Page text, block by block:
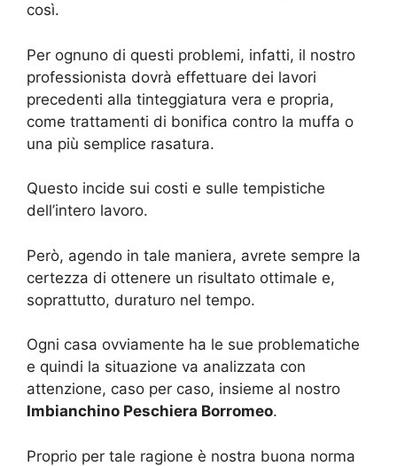
così.
Per ognuno di questi problemi, infatti, il nostro
professionista dovrà effettuare dei lavori
precedenti alla tinteggiatura vera e propria,
come trattamenti di bonifica contro la muffa o
una più semplice rasatura.
Questo incide sui costi e sulle tempistiche
dell’intero lavoro.
Però, agendo in tale maniera, avrete sempre la
certezza di ottenere un risultato ottimale e,
soprattutto, duraturo nel tempo.
Ogni casa ovviamente ha le sue problematiche
e quindi la situazione va analizzata con
attenzione, caso per caso, insieme al nostro
Imbianchino Peschiera Borromeo.
Proprio per tale ragione è nostra buona norma